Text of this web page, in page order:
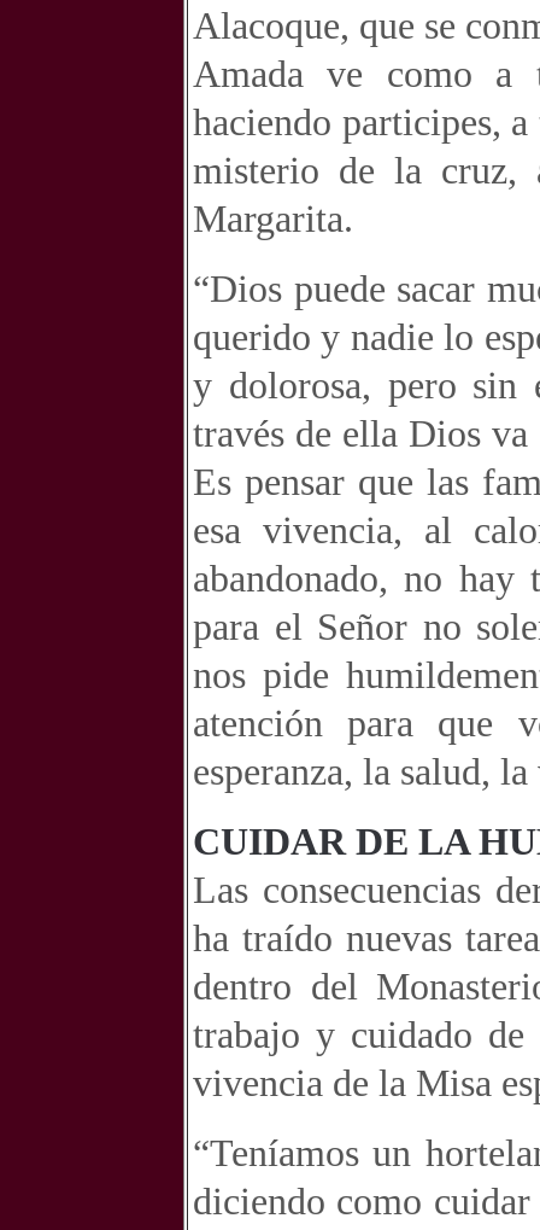
Alacoque, que se
Amada ve como a
haciendo participes,
misterio de la cruz,
Margarita.
“Dios puede sacar
querido y nadie lo
y dolorosa, pero sin
través de ella Dios va
Es pensar que las
esa vivencia, al
abandonado, no hay
para el Señor no
nos pide
atención para que
esperanza, la salud,
CUIDAR DE LA
Las consecuencias
ha traído nuevas
dentro del
trabajo y cuidado
vivencia de la Misa
“Teníamos un
diciendo como